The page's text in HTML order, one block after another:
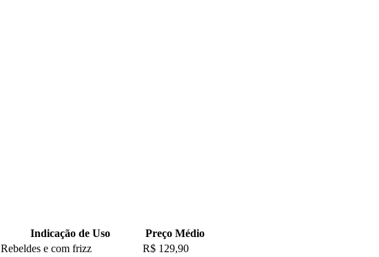
Indicação de Uso
Preço Médio
Rebeldes e com frizz
R$ 129,90